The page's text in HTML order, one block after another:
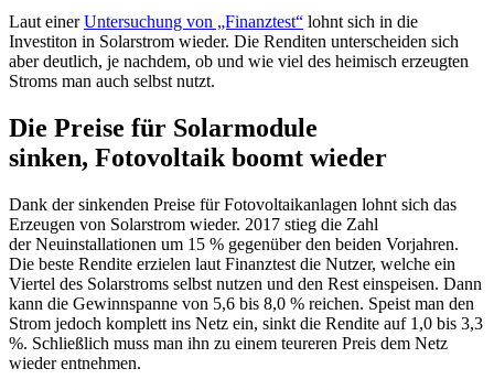
Laut einerUntersuchung von „Finanztest“ lohnt sich in die
Investiton in Solarstrom wieder. Die Renditen unterscheiden sich
aber deutlich, je nachdem, ob und wie viel des heimisch erzeugten
Stroms man auch selbst nutzt.
Die Preise für Solarmodule
sinken, Fotovoltaik boomt wieder
Dank der sinkenden Preise für Fotovoltaikanlagen lohnt sich das
Erzeugen von Solarstrom wieder. 2017 stieg die Zahl
der Neuinstallationen um 15 % gegenüber den beiden Vorjahren.
Die beste Rendite erzielen laut Finanztest die Nutzer, welche ein
Viertel des Solarstroms selbst nutzen und den Rest einspeisen. Dann
kann die Gewinnspanne von 5,6 bis 8,0 % reichen. Speist man den
Strom jedoch komplett ins Netz ein, sinkt die Rendite auf 1,0 bis 3,3
%. Schließlich muss man ihn zu einem teureren Preis dem Netz
wieder entnehmen.